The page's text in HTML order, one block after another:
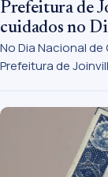
Prefeitura de
cuidados no
No Dia Nacional
Prefeitura de